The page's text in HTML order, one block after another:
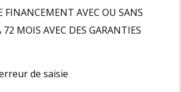
FINANCEMENT AVEC OU SANS
72 MOIS AVEC DES GARANTIES
de saisie